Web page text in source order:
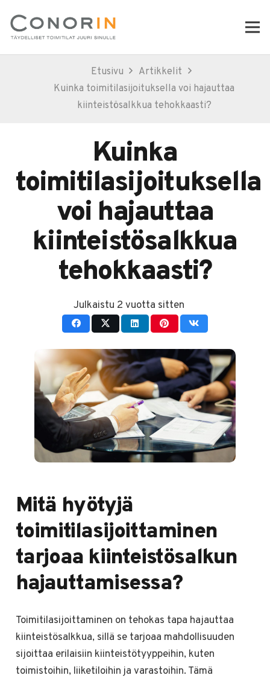
Etusivu
Artikkelit
Kuinka toimitilasijoituksella voi hajauttaa
kiinteistösalkkua tehokkaasti?
Kuinka
toimitilasijoituksella
voi hajauttaa
kiinteistösalkkua
tehokkaasti?
Julkaistu 2 vuotta sitten
Mitä hyötyjä
toimitilasijoittaminen
tarjoaa kiinteistösalkun
hajauttamisessa?
Toimitilasijoittaminen on tehokas tapa hajauttaa
kiinteistösalkkua, sillä se tarjoaa mahdollisuuden
sijoittaa erilaisiin kiinteistötyyppeihin, kuten
toimistoihin, liiketiloihin ja varastoihin. Tämä